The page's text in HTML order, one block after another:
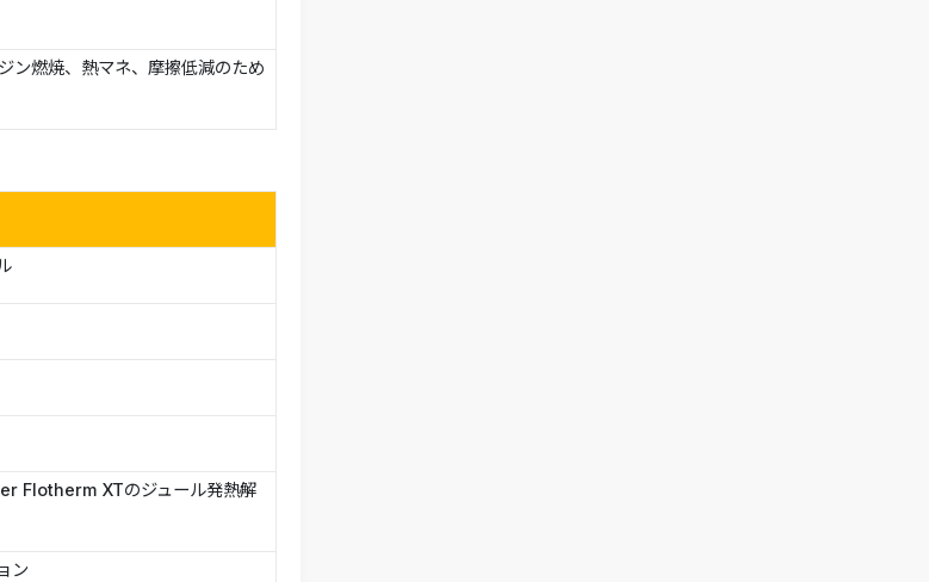
ン燃焼、熱マネ、摩擦低減のため
Flotherm XTのジュール発熱解
ン